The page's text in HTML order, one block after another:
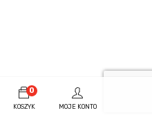
0
KOSZYK MOJE KONTO